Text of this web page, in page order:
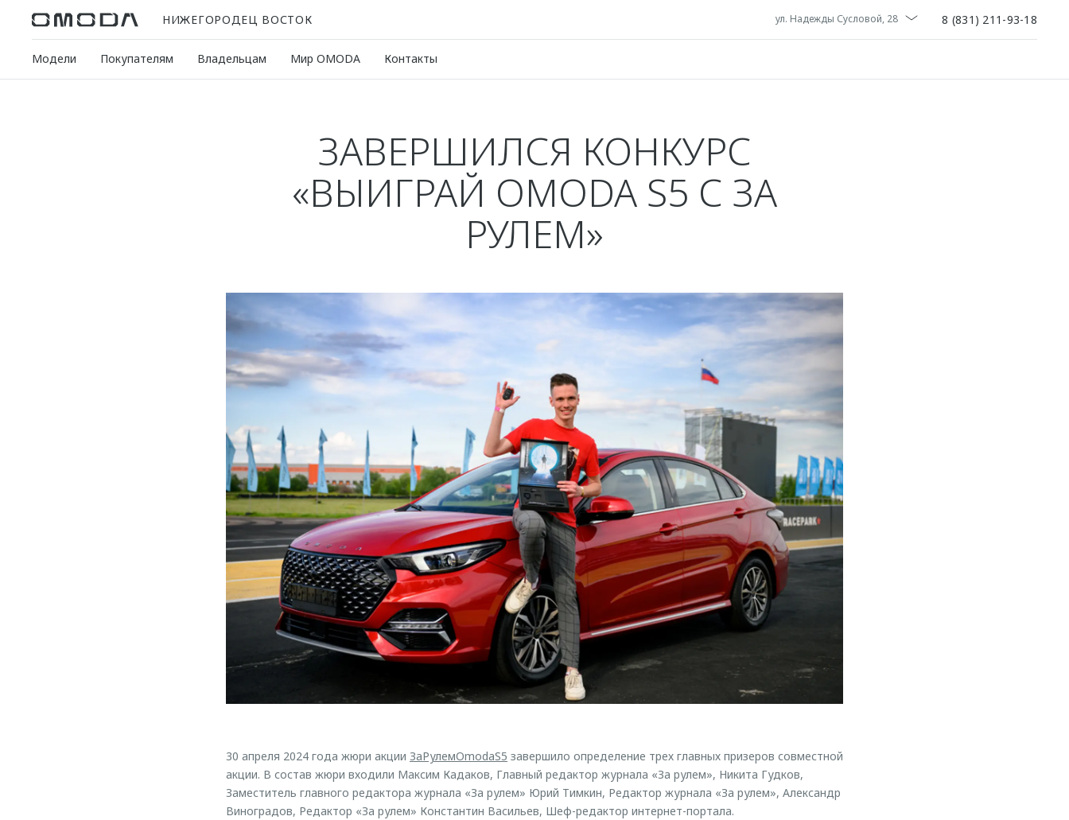
НИЖЕГОРОДЕЦ ВОСТОК ул. Надежды Сусловой, 28 8 (831) 211-93-18
Модели Покупателям Владельцам Мир OMODA Контакты
ЗАВЕРШИЛСЯ КОНКУРС
«ВЫИГРАЙ OMODA S5 С ЗА
РУЛЕМ»
30 апреля 2024 года жюри акции ЗаРулемOmodaS5 завершило определение трех главных призеров совместной
акции. В состав жюри входили Максим Кадаков, Главный редактор журнала «За рулем», Никита Гудков,
Заместитель главного редактора журнала «За рулем» Юрий Тимкин, Редактор журнала «За рулем», Александр
Виноградов, Редактор «За рулем» Константин Васильев, Шеф-редактор интернет-портала.